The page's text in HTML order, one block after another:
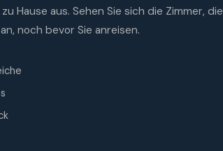
Hause aus. Sehen Sie sich die Zimmer, die
noch bevor Sie anreisen.